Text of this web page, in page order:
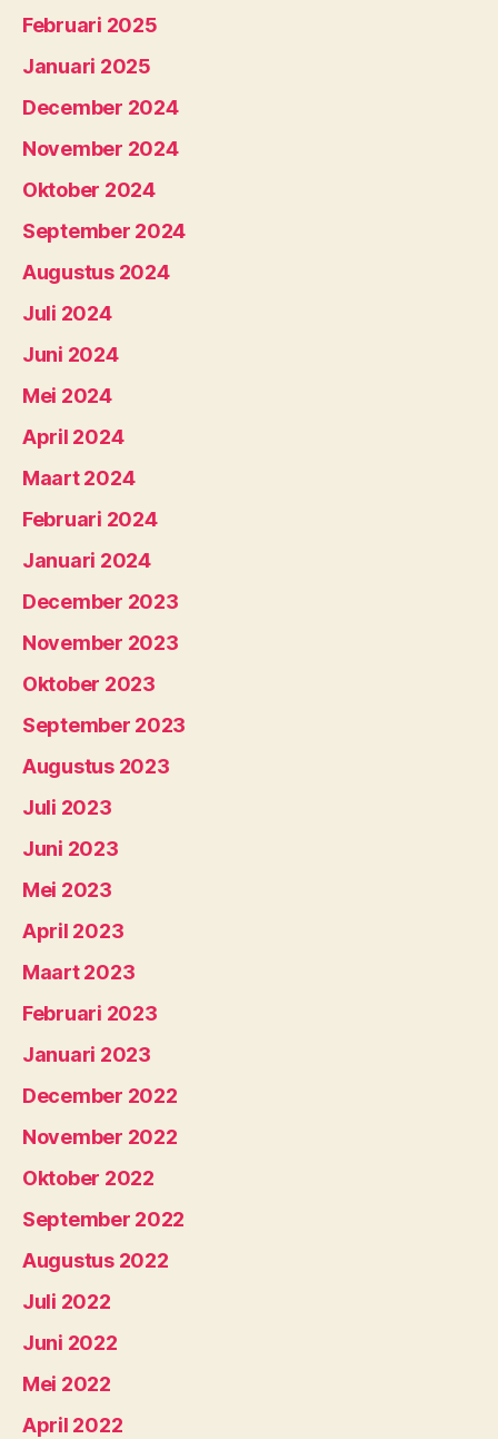
Februari 2025
Januari 2025
December 2024
November 2024
Oktober 2024
September 2024
Augustus 2024
Juli 2024
Juni 2024
Mei 2024
April 2024
Maart 2024
Februari 2024
Januari 2024
December 2023
November 2023
Oktober 2023
September 2023
Augustus 2023
Juli 2023
Juni 2023
Mei 2023
April 2023
Maart 2023
Februari 2023
Januari 2023
December 2022
November 2022
Oktober 2022
September 2022
Augustus 2022
Juli 2022
Juni 2022
Mei 2022
April 2022